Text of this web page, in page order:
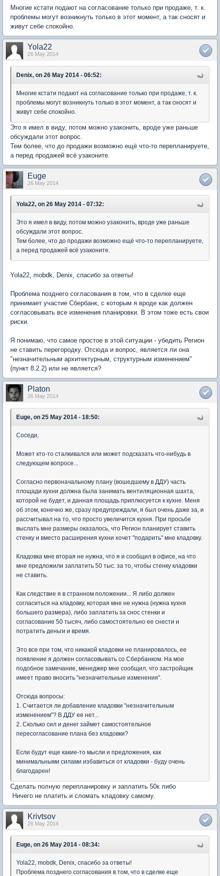
Многие кстати подают на согласование только при продаже, т. к.
проблемы могут возникнуть только в этот момент, а так сносят и
живут себе спокойно.
Yola22
26 May 2014
Denix, on 26 May 2014 - 06:52:
Многие кстати подают на согласование только при продаже, т. к.
проблемы могут возникнуть только в этот момент, а так сносят и
живут себе спокойно.
Это я имел в виду, потом можно узаконить, вроде уже раньше
обсуждали этот вопрос.
Тем более, что до продажи возможно ещё что-то перепланируете,
а перед продажей всё узаконите.
Euge
26 May 2014
Yola22, on 26 May 2014 - 07:32:
Это я имел в виду, потом можно узаконить, вроде уже раньше
обсуждали этот вопрос.
Тем более, что до продажи возможно ещё что-то перепланируете,
а перед продажей всё узаконите.
Yola22, mobdk, Denix, спасибо за ответы!
Проблема позднего согласования в том, что в сделке еще
принимает участие Сбербанк, с которым я вроде как должен
согласовывать все изменения планировки. В этом тоже есть свои
риски.
Я понимаю, что самое простое в этой ситуации - убедить Регион
не ставить перегородку. Отсюда и вопрос, является ли она
"незначительным архитектурным, структурным изменением"
(пункт 8.2.2) или не является?
Platon
26 May 2014
Euge, on 25 May 2014 - 18:50:
Соседи,
Может кто-то сталкивался или может подсказать что-нибудь в
следующем вопросе...
Согласно первоначальному плану (вошедшему в ДДУ) часть
площади кухни должна была занимать вентиляционная шахта,
которой не будет, и данная площадь приплюсуется к кухне. Меня
об этом, конечно же, сразу предупреждали, я был очень даже за, и
рассчитывал на то, что просто увеличится кухня. При просьбе
выслать мне размеры оказалось, что Регион планирует ставить
стенку и вместо расширения кухни хочет "подарить" мне кладовку.
Кладовка мне вторая не нужна, что я и сообщил в офисе, на что
мне предложили заплатить 50 тыс. за то, чтобы стенку кладовки
не ставить.
Как следствие я в странном положении... Я либо должен
согласиться на кладовку, которая мне не нужна (нужна кухня
большего размера), либо заплатить за снос стенки и
согласование 50 тысяч, либо самостоятельно ее снести и
потратить деньги и время.
Это все при том, что никакой кладовки не планировалось, ее
появление я должен согласовывать со Сбербанком. На мое
подобное замечание, менеджер мне сообщил, что застройщик
имеет право вносить "незначительные изменения".
Отсюда вопросы:
1. Считается ли добавление кладовки "незначительным
изменением"? В ДДУ ее нет...
2. Сколько сил и денег займет самостоятельное
пересогласование плана без кладовки?
Если будут еще какие-то мысли и предложения, как
минимальными силами избавиться от кладовки - буду очень
благодарен!
Сделать полную перепланировку и заплатить 50к либо
Ничего не платить и сломать кладовку самому.
Krivtsov
26 May 2014
Euge, on 26 May 2014 - 08:34:
Yola22, mobdk, Denix, спасибо за ответы!
Проблема позднего согласования в том, что в сделке еще